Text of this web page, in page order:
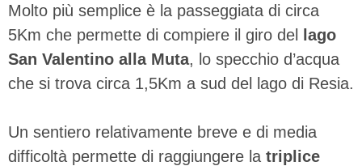
Molto più semplice è la passeggiata di circa
5Km che permette di compiere il giro del lago
San Valentino alla Muta, lo specchio d’acqua
che si trova circa 1,5Km a sud del lago di Resia.
Un sentiero relativamente breve e di media
difficoltà permette di raggiungere la triplice